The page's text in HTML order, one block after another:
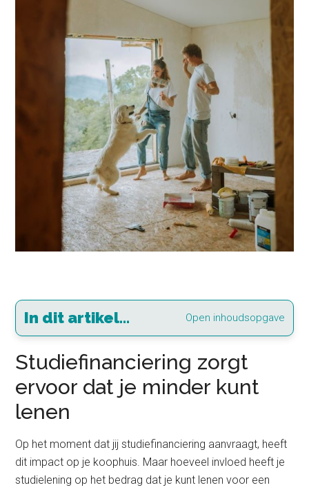
In dit artikel... Open inhoudsopgave
Studiefinanciering zorgt
ervoor dat je minder kunt
lenen
Op het moment dat jij studiefinanciering aanvraagt, heeft
dit impact op je koophuis. Maar hoeveel invloed heeft je
studielening op het bedrag dat je kunt lenen voor een